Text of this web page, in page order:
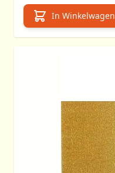
In Winkelwagen